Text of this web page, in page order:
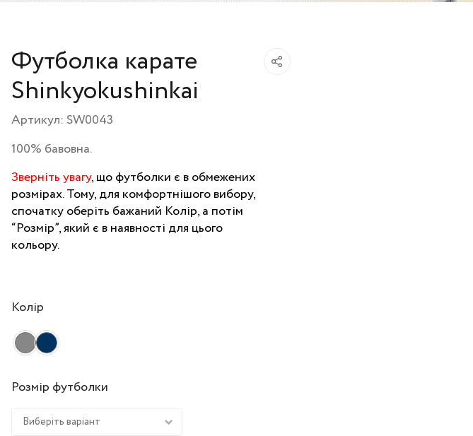
Футболка карате
Shinkyokushinkai
Артикул: SW0043
100% бавовна.
Зверніть увагу, що футболки є в обмежених
розмірах. Тому, для комфортнішого вибору,
спочатку оберіть бажаний Колір, а потім
“Розмір”, який є в наявності для цього
кольору.
Колір
Розмір футболки
Виберіть варіант